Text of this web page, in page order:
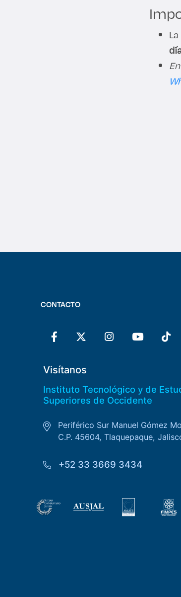
CONTACTO
Visítanos
Instituto Tecnológico y de
Superiores de Occidente
Periférico Sur Manuel Gómez
C.P. 45604, Tlaquepaque,
+52 33 3669 3434